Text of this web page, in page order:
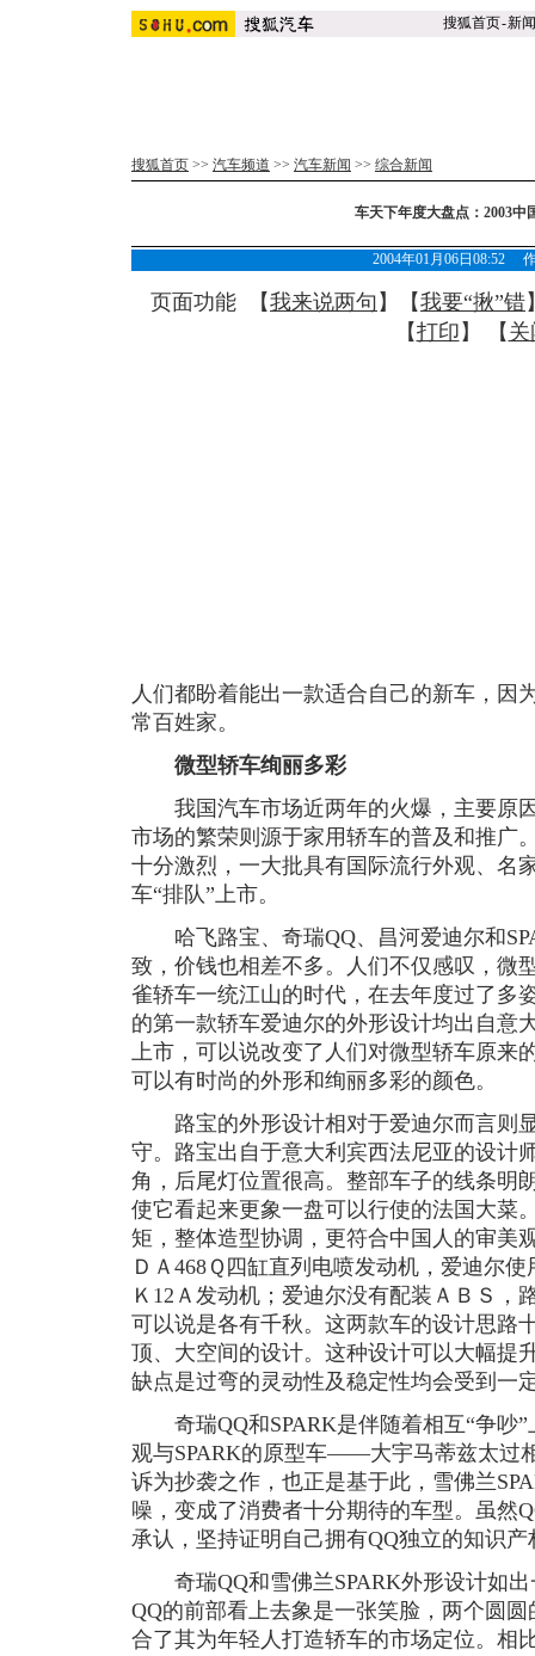
搜狐首页-新闻
搜狐首页 >> 汽车频道 >> 汽车新闻 >> 综合新闻
车天下年度大盘点：2003中
2004年01月06日08:52
页面功能 【我来说两句 】【我要“揪”错
【打印 】 【 关
人们都盼着能出一款适合自己的新车，因
常百姓家。
微型轿车绚丽多彩
我国汽车市场近两年的火爆，主要原
市场的繁荣则源于家用轿车的普及和推广
十分激烈，一大批具有国际流行外观、名
车“排队”上市。
哈飞路宝、奇瑞QQ、昌河爱迪尔和
致，价钱也相差不多。人们不仅感叹，微
雀轿车一统江山的时代，在去年度过了多
的第一款轿车爱迪尔的外形设计均出自意
上市，可以说改变了人们对微型轿车原来
可以有时尚的外形和绚丽多彩的颜色。
路宝的外形设计相对于爱迪尔而言则
守。路宝出自于意大利宾西法尼亚的设计
角，后尾灯位置很高。整部车子的线条明
使它看起来更象一盘可以行使的法国大菜
矩，整体造型协调，更符合中国人的审美
ＤＡ468Ｑ四缸直列电喷发动机，爱迪尔
Ｋ12Ａ发动机；爱迪尔没有配装ＡＢＳ，
可以说是各有千秋。这两款车的设计思路
顶、大空间的设计。这种设计可以大幅提
缺点是过弯的灵动性及稳定性均会受到一
奇瑞QQ和SPARK是伴随着相互“争吵”
观与SPARK的原型车——大宇马蒂兹太过
诉为抄袭之作，也正是基于此，雪佛兰
噪，变成了消费者十分期待的车型。虽然
承认，坚持证明自己拥有QQ独立的知识产
奇瑞QQ和雪佛兰SPARK外形设计如出
QQ的前部看上去象是一张笑脸，两个圆
合了其为年轻人打造轿车的市场定位。相